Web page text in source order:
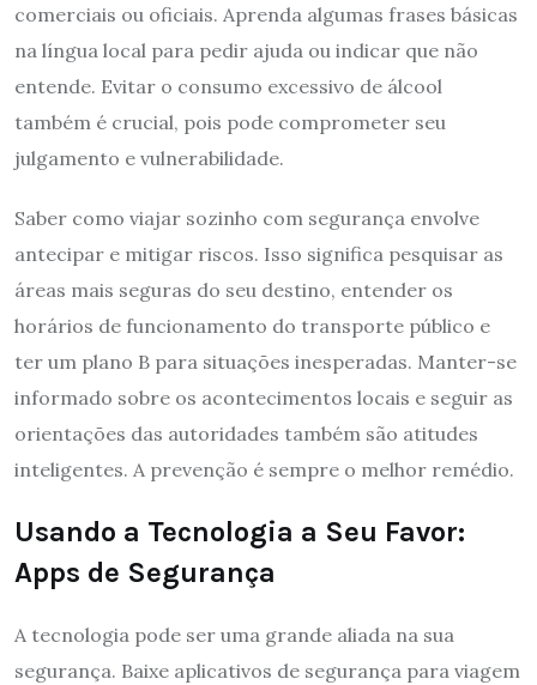
comerciais ou oficiais. Aprenda algumas frases básicas
na língua local para pedir ajuda ou indicar que não
entende. Evitar o consumo excessivo de álcool
também é crucial, pois pode comprometer seu
julgamento e vulnerabilidade.
Saber como viajar sozinho com segurança envolve
antecipar e mitigar riscos. Isso significa pesquisar as
áreas mais seguras do seu destino, entender os
horários de funcionamento do transporte público e
ter um plano B para situações inesperadas. Manter-se
informado sobre os acontecimentos locais e seguir as
orientações das autoridades também são atitudes
inteligentes. A prevenção é sempre o melhor remédio.
Usando a Tecnologia a Seu Favor:
Apps de Segurança
A tecnologia pode ser uma grande aliada na sua
segurança. Baixe aplicativos de segurança para viagem